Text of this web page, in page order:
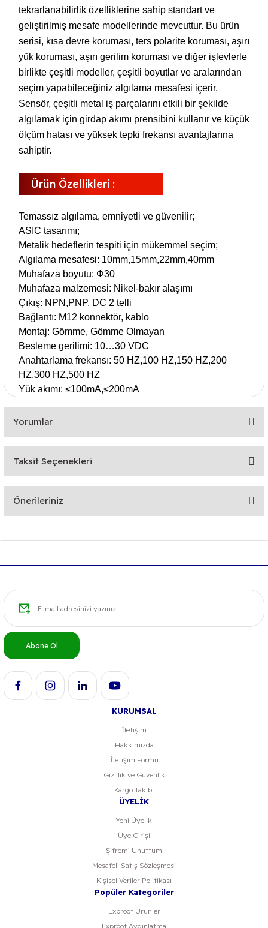
tekrarlanabilirlik özelliklerine sahip standart ve
geliştirilmiş mesafe modellerinde mevcuttur. Bu ürün
serisi, kısa devre koruması, ters polarite koruması, aşırı
yük koruması, aşırı gerilim koruması ve diğer işlevlerle
birlikte çeşitli modeller, çeşitli boyutlar ve aralarından
seçim yapabileceğiniz algılama mesafesi içerir.
Sensör, çeşitli metal iş parçalarını etkili bir şekilde
algılamak için girdap akımı prensibini kullanır ve küçük
ölçüm hatası ve yüksek tepki frekansı avantajlarına
sahiptir.
Ürün Özellikleri :
Temassız algılama, emniyetli ve güvenilir;
ASIC tasarımı;
Metalik hedeflerin tespiti için mükemmel seçim;
Algılama mesafesi: 10mm,15mm,22mm,40mm
Muhafaza boyutu: Φ30
Muhafaza malzemesi: Nikel-bakır alaşımı
Çıkış: NPN,PNP, DC 2 telli
Bağlantı: M12 konnektör, kablo
Montaj: Gömme, Gömme Olmayan
Besleme gerilimi: 10…30 VDC
Anahtarlama frekansı: 50 HZ,100 HZ,150 HZ,200
HZ,300 HZ,500 HZ
Yük akımı: ≤100mA,≤200mA
Yorumlar
Bu ürüne ilk yorumu siz yapın!
Taksit Seçenekleri
Önerileriniz
Ürün bilgilerinde hatalar bulunuyor.
Ürün fiyatı diğer sitelerden daha pahalı.
Gönder
Abone Ol
KURUMSAL
İletişim
Hakkımızda
İletişim Formu
Gizlilik ve Güvenlik
Kargo Takibi
ÜYELİK
Yeni Üyelik
Üye Girişi
Şifremi Unuttum
Mesafeli Satış Sözleşmesi
Kişisel Veriler Politikası
Popüler Kategoriler
Exproof Ürünler
Exproof Aydınlatma